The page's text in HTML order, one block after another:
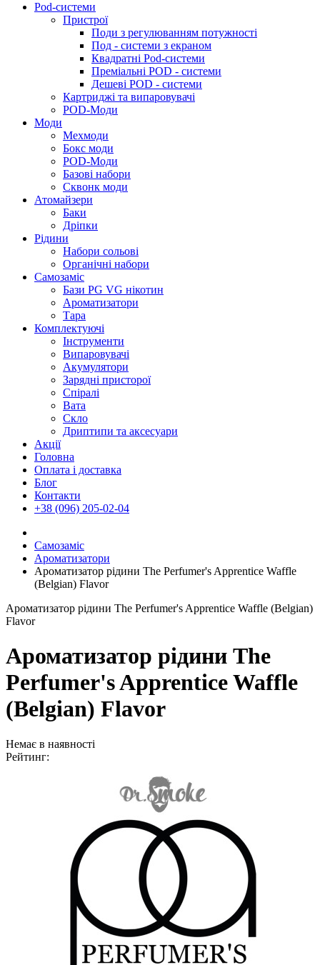
Pod-системи
Пристрої
Поди з регулюванням потужності
Под - системи з екраном
Квадратні Pod-системи
Преміальні POD - системи
Дешеві POD - системи
Картриджі та випаровувачі
POD-Моди
Моди
Мехмоди
Бокс моди
POD-Моди
Базові набори
Сквонк моди
Атомайзери
Баки
Дріпки
Рідини
Набори сольові
Органічні набори
Самозаміс
Бази PG VG нікотин
Ароматизатори
Тара
Комплектуючі
Інструменти
Випаровувачі
Акумулятори
Зарядні присторої
Спіралі
Вата
Скло
Дриптипи та аксесуари
Акції
Головна
Оплата і доставка
Блог
Контакти
+38 (096) 205-02-04
Самозаміс
Ароматизатори
Ароматизатор рідини The Perfumer's Apprentice Waffle
(Belgian) Flavor
Ароматизатор рідини The Perfumer's Apprentice Waffle (Belgian)
Flavor
Ароматизатор рідини The
Perfumer's Apprentice Waffle
(Belgian) Flavor
Немає в наявності
Рейтинг: